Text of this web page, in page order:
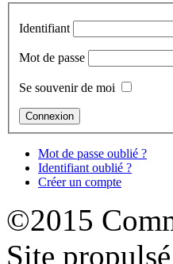
Identifiant
Mot de passe
Se souvenir de moi
Mot de passe oublié ?
Identifiant oublié ?
Créer un compte
©2015
Site